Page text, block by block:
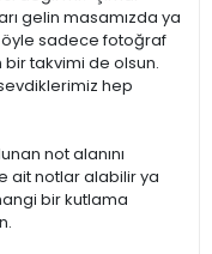
gelin masamızda ya
öyle sadece fotoğraf
bir takvimi de olsun.
sevdiklerimiz hep
not alanını
ait notlar alabilir ya
bir kutlama